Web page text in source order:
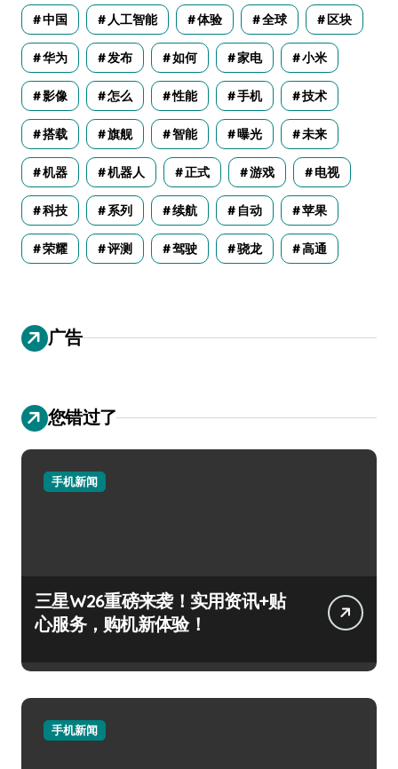
中国 人工智能 体验 全球 区块
华为 发布 如何 家电 小米
影像 怎么 性能 手机 技术
搭载 旗舰 智能 曝光 未来
机器 机器人 正式 游戏 电视
科技 系列 续航 自动 苹果
荣耀 评测 驾驶 骁龙 高通
广告
您错过了
手机新闻
三星W26重磅来袭！实用资讯+贴
心服务，购机新体验！
手机新闻